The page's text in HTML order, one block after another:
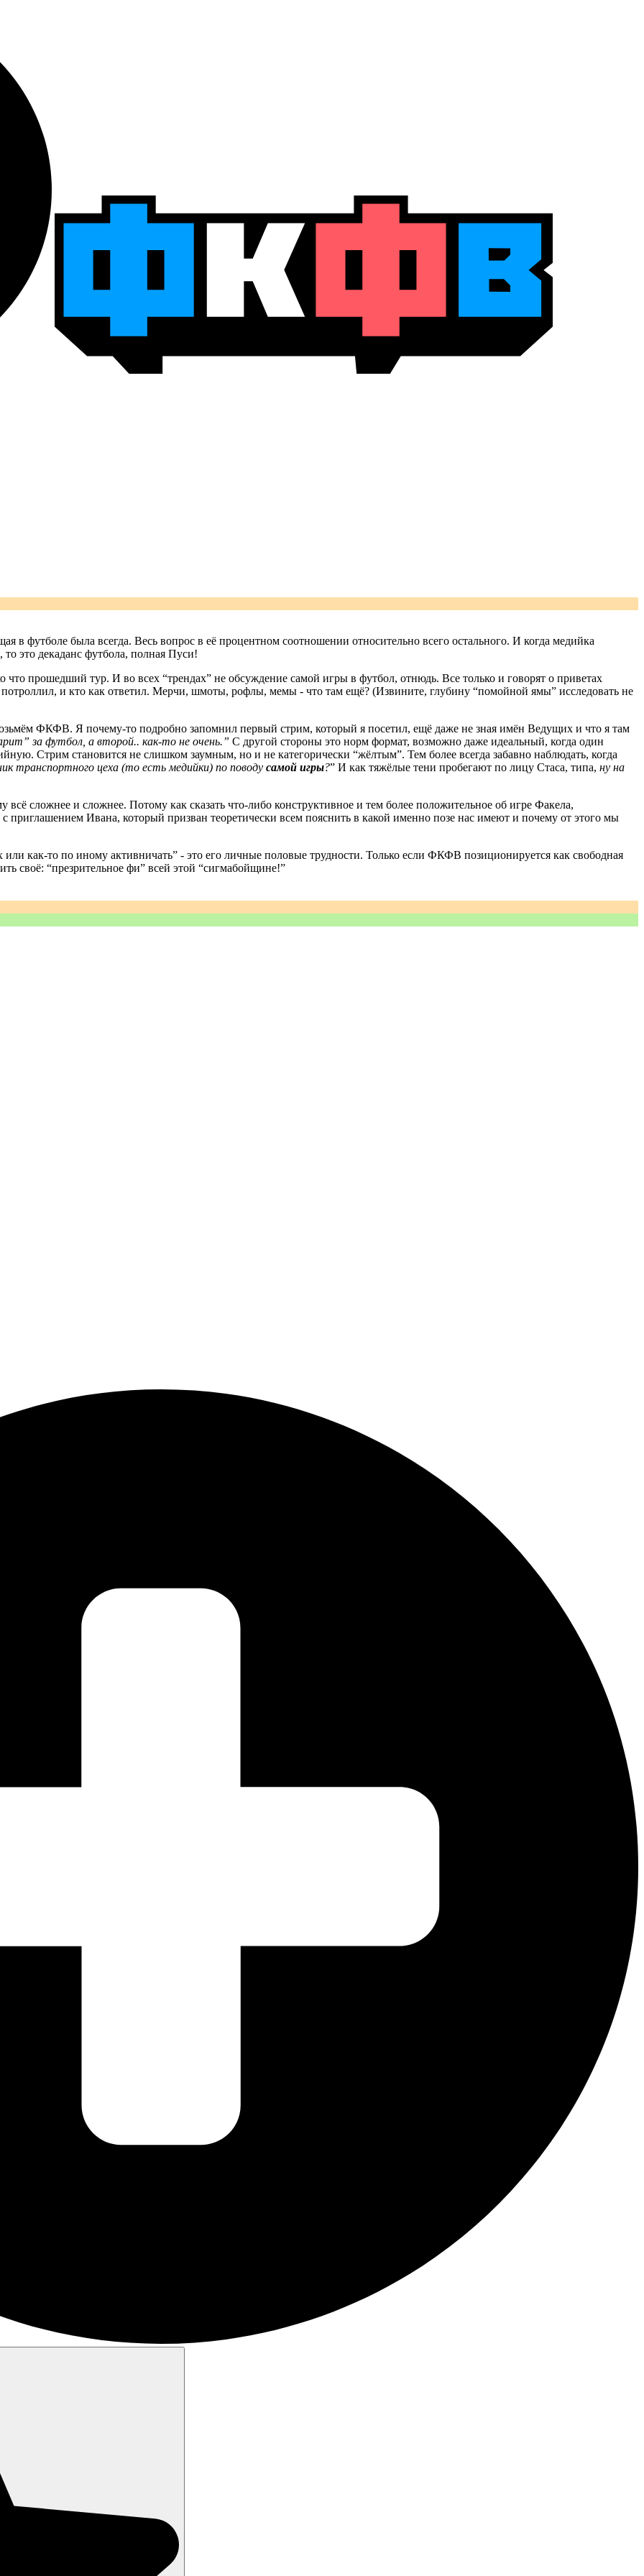
в футболе была всегда. Весь вопрос в её процентном соотношении относительно всего остального. И когда медийка
это декаданс футбола, полная Пуси!
прошедший тур. И во всех “трендах” не обсуждение самой игры в футбол, отнюдь. Все только и говорят о приветах
и кто как ответил. Мерчи, шмоты, рофлы, мемы - что там ещё? (Извините, глубину “помойной ямы” исследовать не
ФКФВ. Я почему-то подробно запомнил первый стрим, который я посетил, ещё даже не зная имён Ведущих и что я там
за футбол, а второй.. как-то не очень.” С другой стороны это норм формат, возможно даже идеальный, когда один
Стрим становится не слишком заумным, но и не категорически “жёлтым”. Тем более всегда забавно наблюдать, когда
транспортного цеха (то есть медийки) по поводу самой игры?” И как тяжёлые тени пробегают по лицу Стаса, типа, ну на
сложнее и сложнее. Потому как сказать что-либо конструктивное и тем более положительное об игре Факела,
приглашением Ивана, который призван теоретически всем пояснить в какой именно позе нас имеют и почему от этого мы
или как-то по иному активничать” - это его личные половые трудности. Только если ФКФВ позиционируется как свободная
своё: “презрительное фи” всей этой “сигмабойщине!”